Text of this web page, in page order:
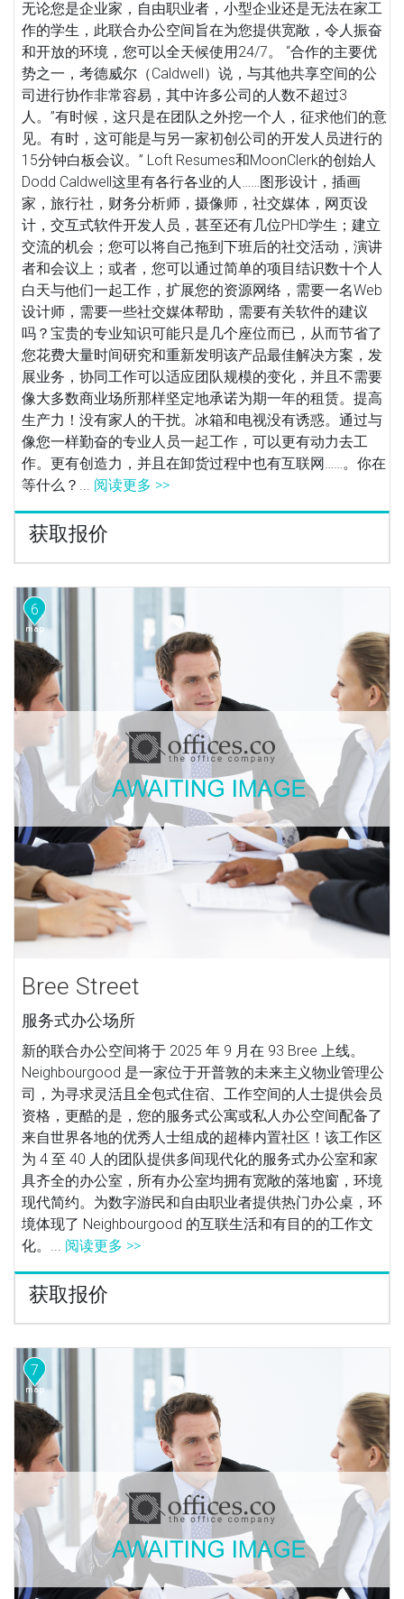
无论您是企业家，自由职业者，小型企业还是无法在家工
作的学生，此联合办公空间旨在为您提供宽敞，令人振奋
和开放的环境，您可以全天候使用24/7。 “合作的主要优
势之一，考德威尔（Caldwell）说，与其他共享空间的公
司进行协作非常容易，其中许多公司的人数不超过3
人。”有时候，这只是在团队之外挖一个人，征求他们的意
见。有时，这可能是与另一家初创公司的开发人员进行的
15分钟白板会议。” Loft Resumes和MoonClerk的创始人
Dodd Caldwell这里有各行各业的人……图形设计，插画
家，旅行社，财务分析师，摄像师，社交媒体，网页设
计，交互式软件开发人员，甚至还有几位PHD学生；建立
交流的机会；您可以将自己拖到下班后的社交活动，演讲
者和会议上；或者，您可以通过简单的项目结识数十个人
白天与他们一起工作，扩展您的资源网络，需要一名Web
设计师，需要一些社交媒体帮助，需要有关软件的建议
吗？宝贵的专业知识可能只是几个座位而已，从而节省了
您花费大量时间研究和重新发明该产品最佳解决方案，发
展业务，协同工作可以适应团队规模的变化，并且不需要
像大多数商业场所那样坚定地承诺为期一年的租赁。提高
生产力！没有家人的干扰。冰箱和电视没有诱惑。通过与
像您一样勤奋的专业人员一起工作，可以更有动力去工
作。更有创造力，并且在卸货过程中也有互联网……。你在
等什么？... 阅读更多 >>
获取报价
6
Bree Street
服务式办公场所
新的联合办公空间将于 2025 年 9 月在 93 Bree 上线。
Neighbourgood 是一家位于开普敦的未来主义物业管理公
司，为寻求灵活且全包式住宿、工作空间的人士提供会员
资格，更酷的是，您的服务式公寓或私人办公空间配备了
来自世界各地的优秀人士组成的超棒内置社区！该工作区
为 4 至 40 人的团队提供多间现代化的服务式办公室和家
具齐全的办公室，所有办公室均拥有宽敞的落地窗，环境
现代简约。为数字游民和自由职业者提供热门办公桌，环
境体现了 Neighbourgood 的互联生活和有目的的工作文
化。... 阅读更多 >>
获取报价
7